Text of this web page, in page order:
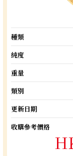
種類
純度
重量
類別
更新日期
收購參考價格